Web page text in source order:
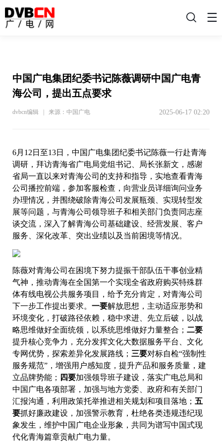
搜
中国广电集团纪委书记陈薇调研中国广电青
海公司，提出五点要求
dvbcn编辑 | 来源：中国广电 2025-06-17 02:20
6月12日至13日，中国广电集团纪委书记陈薇一行赴青海
调研，拜访青海省广电局党组书记、局长张新文，感谢
省局一直以来对青海公司的支持和指导，实地查看青海
公司播控前端，参加客服检查，向营业员详细询问业务
办理情况，并围绕破除青海公司发展瓶颈、实现转型发
展等问题，与青海公司领导班子和相关部门负责同志座
谈交流，深入了解青海公司基础建设、经营发展、客户
服务、深化改革、突出业绩以及当前困境等情况。
陈薇对青海公司在困境下努力提振干部队伍干事创业精
气神，推动青海在全国第一个实现全省政府购买特殊群
体有线电视公共服务项目，给予充分肯定，对青海公司
下一步工作提出要求。 一要解放思想，主动适应形势和
环境变化，打破路径依赖，稳中求进、先立后破，以战
略思维做好全面统领，以系统思维做好力量整合； 二要
提升核心竞争力，充分发挥文化大数据服务平台、文化
专网优势，探索差异化发展路线； 三要对标自检“强制性
服务规范”，增强用户感知度，提升产品和服务质量，建
立品牌势能； 四要加强领导班子建设，落实广电总局和
中国广电各项部署，加强与地方党委、政府和有关部门
汇报沟通，利用政策托举推进相关规划和项目落地； 五
要抓好廉政建设，加强警示教育，杜绝各类违规违纪现
象发生，维护中国广电企业形象，共同为谱写中国式现
代化青海篇章贡献广电力量。